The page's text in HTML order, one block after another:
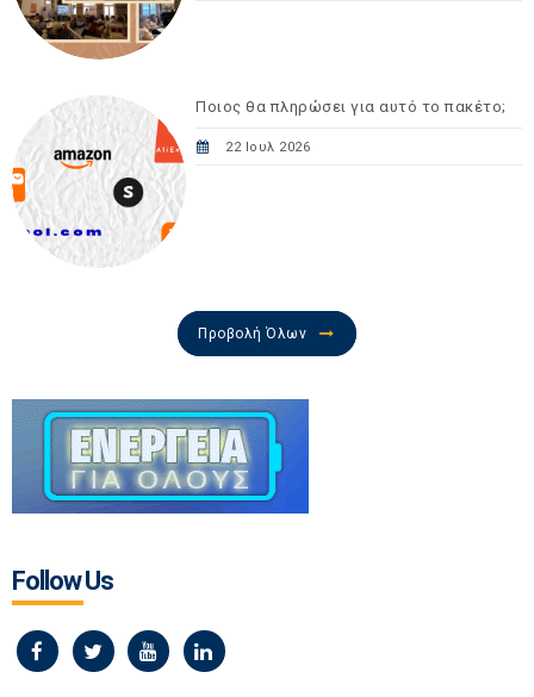
Ποιος θα πληρώσει για αυτό το πακέτο;
22 Ιουλ 2026
Προβολή Όλων
Follow Us